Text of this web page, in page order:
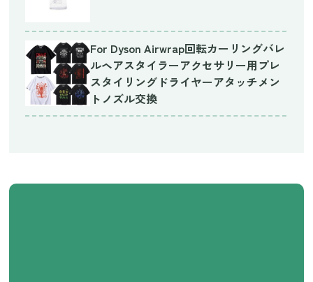
For Dyson Airwrap回転カーリングバレ
ルヘアスタイラーアクセサリー用プレ
スタイリングドライヤーアタッチメン
トノズル交換